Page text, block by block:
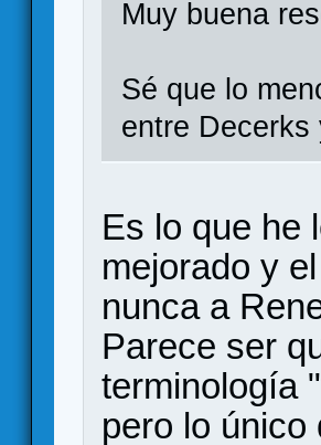
Muy buena
Sé que lo
entre Decerks
Es lo que he
mejorado y
nunca a
Parece ser
terminología
pero lo